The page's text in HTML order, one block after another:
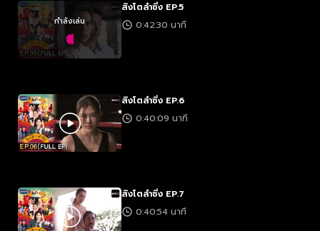
กำลังเล่น
สิงโตลำซิ่ง EP.5
0:42:30 นาที
สิงโตลำซิ่ง EP.6
0:40:09 นาที
สิงโตลำซิ่ง EP.7
0:40:54 นาที